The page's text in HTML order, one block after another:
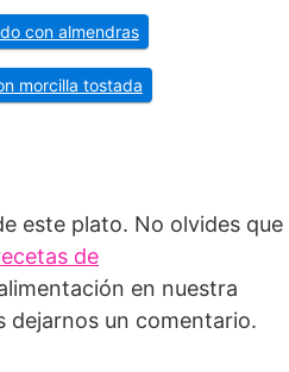
con almendras
morcilla tostada
este plato. No olvides que
de
en nuestra
dejarnos un comentario.